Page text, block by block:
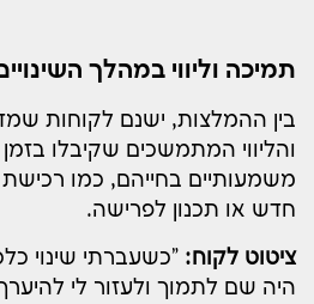
תמיכה וליווי במהלך
בין ההמלצות, ישנם לקוחות
והליווי המתמשכים שקיבלו בזמן
משמעותיים בחייהם, כמו
חדש או תכנון לפרישה.
ציטוט לקוח: "כשעברתי שינוי
היה שם לתמוך ולעזור לי